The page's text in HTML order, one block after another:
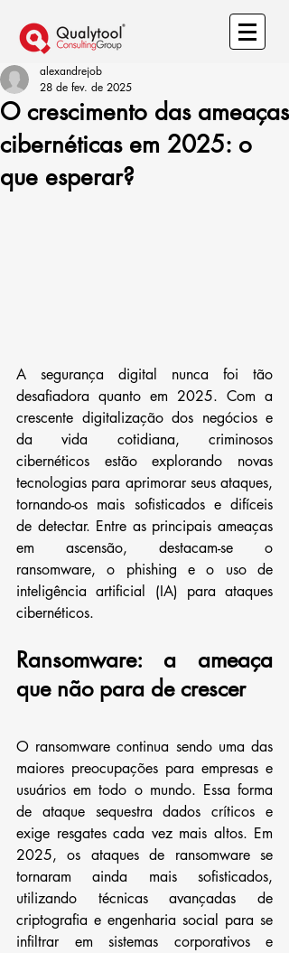
O crescimento das ameaças
cibernéticas em 2025: o
que esperar?
alexandrejob
28 de fev. de 2025
A segurança digital nunca foi tão
desafiadora quanto em 2025. Com a
crescente digitalização dos negócios e
da vida cotidiana, criminosos
cibernéticos estão explorando novas
tecnologias para aprimorar seus ataques,
tornando-os mais sofisticados e difíceis
de detectar. Entre as principais ameaças
em ascensão, destacam-se o
ransomware, o phishing e o uso de
inteligência artificial (IA) para ataques
cibernéticos.
Ransomware: a ameaça
que não para de crescer
O ransomware continua sendo uma das
maiores preocupações para empresas e
usuários em todo o mundo. Essa forma
de ataque sequestra dados críticos e
exige resgates cada vez mais altos. Em
2025, os ataques de ransomware se
tornaram ainda mais sofisticados,
utilizando técnicas avançadas de
criptografia e engenharia social para se
infiltrar em sistemas corporativos e